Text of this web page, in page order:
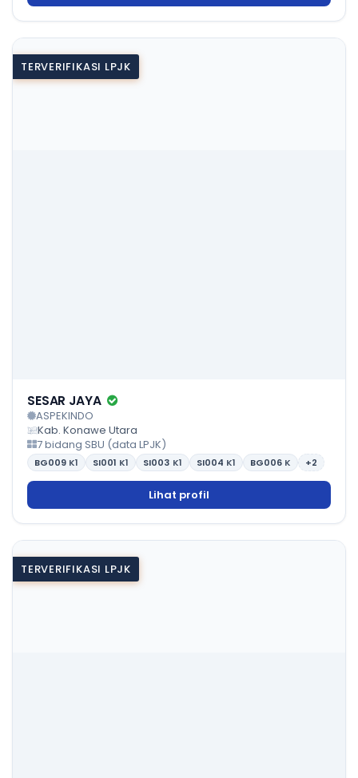
TERVERIFIKASI LPJK
SESAR JAYA
ASPEKINDO
Kab. Konawe Utara
7 bidang SBU (data LPJK)
BG009 K1 SI001 K1 SI003 K1 SI004 K1 BG006 K +2
Lihat profil
TERVERIFIKASI LPJK